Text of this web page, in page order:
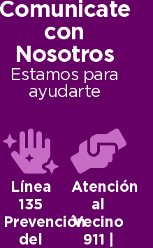
Comunicate
con
Nosotros
Estamos para
ayudarte
Línea
135
Prevención
del
Atención
al
Vecino
911 |